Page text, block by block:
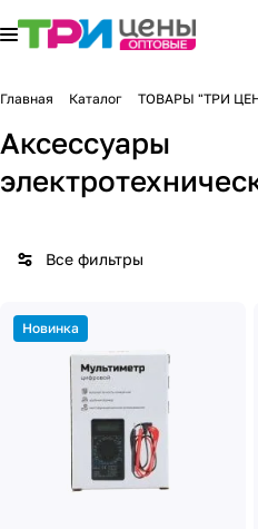
Главная Каталог ТОВАРЫ "ТРИ
Аксессуары
Все фильтры
Новинка